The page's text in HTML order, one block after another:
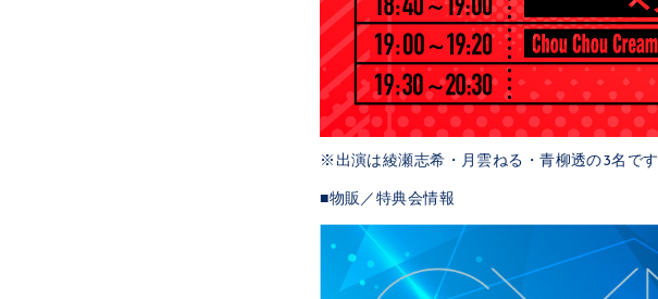
※出演は綾瀬志希・月雲ねる・青柳透の3名です
■物販／特典会情報